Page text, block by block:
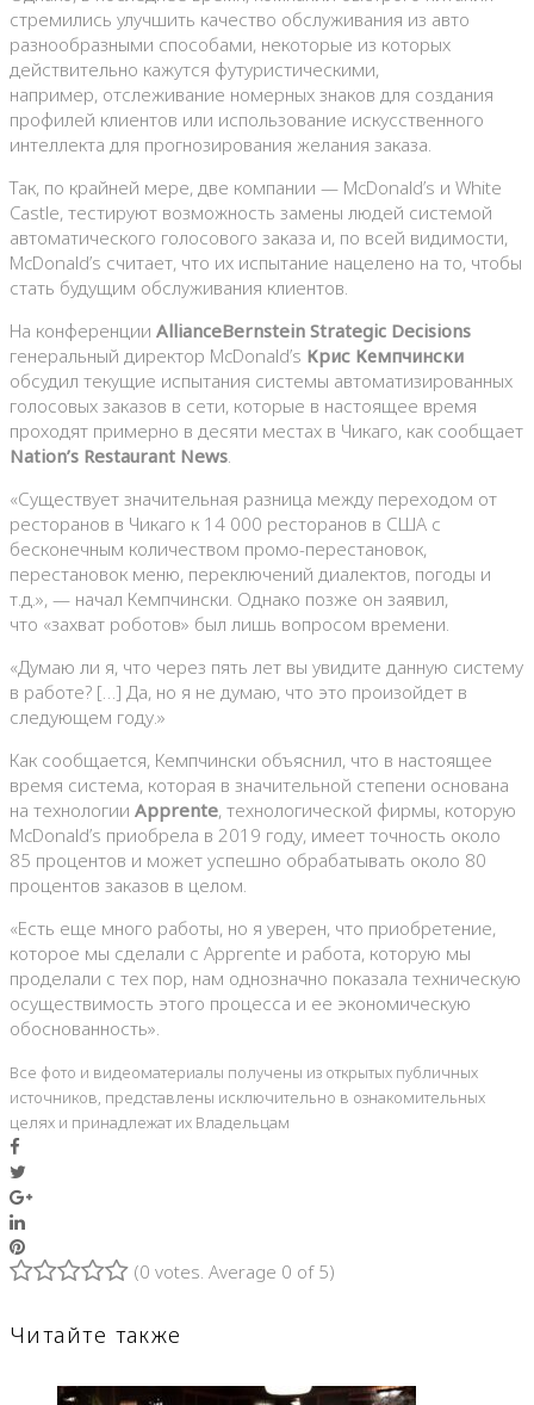
стремились улучшить качество обслуживания из авто
разнообразными способами, некоторые из которых
действительно кажутся футуристическими,
например, отслеживание номерных знаков для создания
профилей клиентов или использование искусственного
интеллекта для прогнозирования желания заказа.
Так, по крайней мере, две компании — McDonald’s и White
Castle, тестируют возможность замены людей системой
автоматического голосового заказа и, по всей видимости,
McDonald’s считает, что их испытание нацелено на то, чтобы
стать будущим обслуживания клиентов.
На конференции AllianceBernstein Strategic Decisions
генеральный директор McDonald’s Крис Кемпчински
обсудил текущие испытания системы автоматизированных
голосовых заказов в сети, которые в настоящее время
проходят примерно в десяти местах в Чикаго, как сообщает
Nation’s Restaurant News.
«Существует значительная разница между переходом от
ресторанов в Чикаго к 14 000 ресторанов в США с
бесконечным количеством промо-перестановок,
перестановок меню, переключений диалектов, погоды и
т.д.», — начал Кемпчински. Однако позже он заявил,
что «захват роботов» был лишь вопросом времени.
«Думаю ли я, что через пять лет вы увидите данную систему
в работе? […] Да, но я не думаю, что это произойдет в
следующем году.»
Как сообщается, Кемпчински объяснил, что в настоящее
время система, которая в значительной степени основана
на технологии Apprente, технологической фирмы, которую
McDonald’s приобрела в 2019 году, имеет точность около
85 процентов и может успешно обрабатывать около 80
процентов заказов в целом.
«Есть еще много работы, но я уверен, что приобретение,
которое мы сделали с Apprente и работа, которую мы
проделали с тех пор, нам однозначно показала техническую
осуществимость этого процесса и ее экономическую
обоснованность».
Все фото и видеоматериалы получены из открытых публичных
источников, представлены исключительно в ознакомительных
целях и принадлежат их Владельцам
Google+
LinkedIn
Pinterest
(0 votes. Average 0 of 5)
Читайте также